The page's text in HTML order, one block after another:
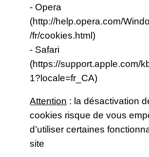
- Opera
(http://help.opera.com/
/fr/cookies.html)
- Safari
(https://support.apple.com/
1?locale=fr_CA)
Attention : la désactivation
cookies risque de vous
d’utiliser certaines
site